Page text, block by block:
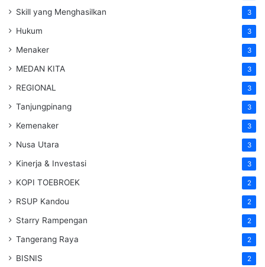
Skill yang Menghasilkan 3
Hukum 3
Menaker 3
MEDAN KITA 3
REGIONAL 3
Tanjungpinang 3
Kemenaker 3
Nusa Utara 3
Kinerja & Investasi 3
KOPI TOEBROEK 2
RSUP Kandou 2
Starry Rampengan 2
Tangerang Raya 2
BISNIS 2